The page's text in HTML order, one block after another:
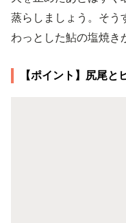
蒸らしましょう。そう
わっとした鮎の塩焼き
【ポイント】尻尾